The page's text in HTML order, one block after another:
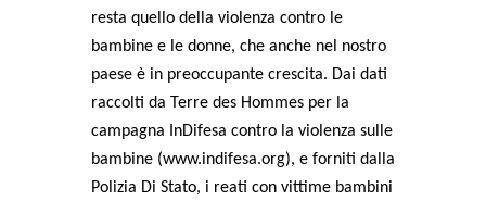
resta quello della violenza contro le
bambine e le donne, che anche nel nostro
paese è in preoccupante crescita. Dai dati
raccolti da Terre des Hommes per la
campagna InDifesa contro la violenza sulle
bambine (www.indifesa.org), e forniti dalla
Polizia Di Stato, i reati con vittime bambini